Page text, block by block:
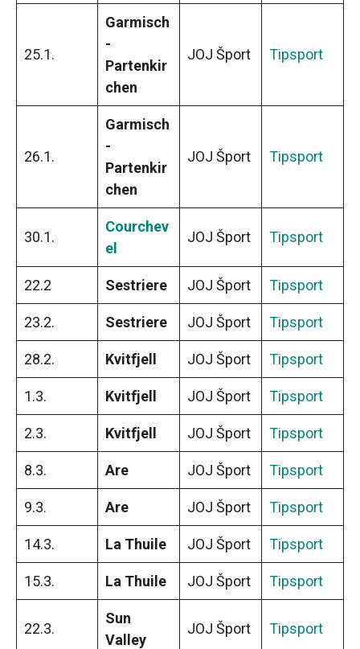
25.1.
Garmisch
-
Partenkir
chen
JOJ Šport Tipsport
26.1.
Garmisch
-
Partenkir
chen
JOJ Šport Tipsport
30.1.
Courchev
el
JOJ Šport Tipsport
22.2 Sestriere JOJ Šport Tipsport
23.2. Sestriere JOJ Šport Tipsport
28.2. Kvitfjell JOJ Šport Tipsport
1.3. Kvitfjell JOJ Šport Tipsport
2.3. Kvitfjell JOJ Šport Tipsport
8.3. Are JOJ Šport Tipsport
9.3. Are JOJ Šport Tipsport
14.3. La Thuile JOJ Šport Tipsport
15.3. La Thuile JOJ Šport Tipsport
22.3.
Sun
Valley
JOJ Šport Tipsport